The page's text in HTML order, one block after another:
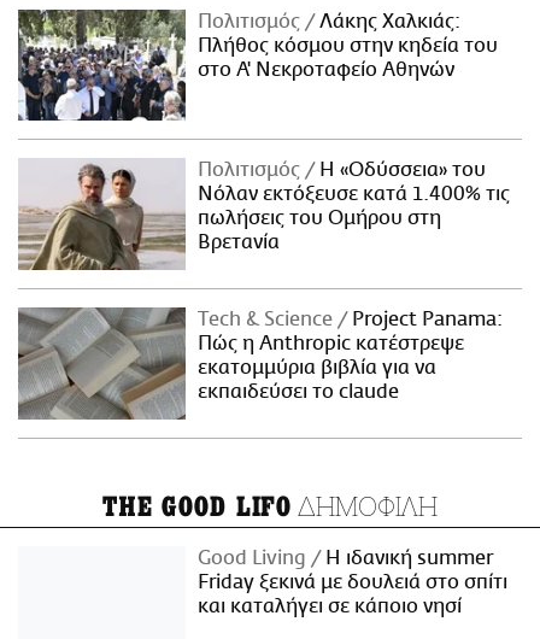
Πολιτισμός
Λάκης Χαλκιάς:
Πλήθος κόσμου στην κηδεία του
στο Α' Νεκροταφείο Αθηνών
Πολιτισμός
Η «Οδύσσεια» του
Νόλαν εκτόξευσε κατά 1.400% τις
πωλήσεις του Ομήρου στη
Βρετανία
Τech & Science
Project Panama:
Πώς η Anthropic κατέστρεψε
εκατομμύρια βιβλία για να
εκπαιδεύσει το claude
THE GOOD LIFO ΔΗΜΟΦΙΛΗ
Good Living
Η ιδανική summer
Friday ξεκινά με δουλειά στο σπίτι
και καταλήγει σε κάποιο νησί